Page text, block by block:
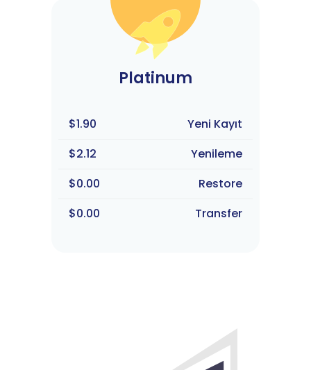
Platinum
$1.90
Yeni Kayıt
$2.12
Yenileme
$0.00
Restore
$0.00
Transfer